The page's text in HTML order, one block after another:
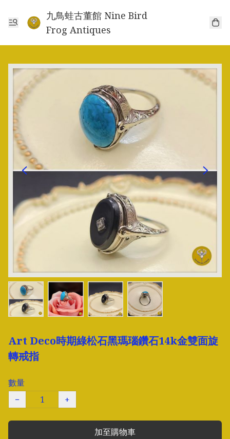
九鳥蛙古董館 Nine Bird
Frog Antiques
Art Deco時期綠松石黑瑪瑙鑽石14k金雙面旋
轉戒指
數量
−
+
加至購物車